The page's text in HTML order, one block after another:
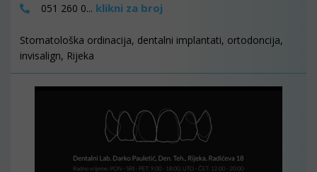
051 260 0... klikni za broj
Stomatološka ordinacija, dentalni implantati, ortodoncija,
invisalign, Rijeka